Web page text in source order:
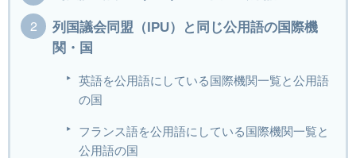
列国議会同盟（IPU）と同じ公用語の国際機
関・国
英語を公用語にしている国際機関一覧と公用語
の国
フランス語を公用語にしている国際機関一覧と
公用語の国